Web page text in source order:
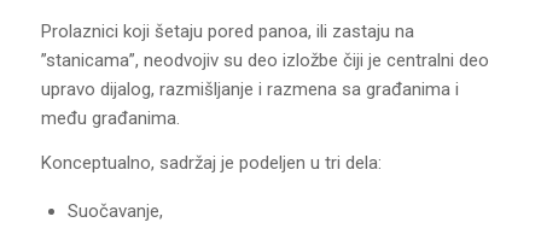
Prolaznici koji šetaju pored panoa, ili zastaju na
”stanicama”, neodvojiv su deo izložbe čiji je centralni deo
upravo dijalog, razmišljanje i razmena sa građanima i
među građanima.
Konceptualno, sadržaj je podeljen u tri dela:
Suočavanje,